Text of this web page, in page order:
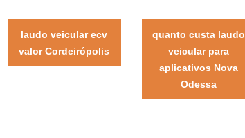
laudo veicular ecv
valor Cordeirópolis
quanto custa laudo
veicular para
aplicativos Nova
Odessa